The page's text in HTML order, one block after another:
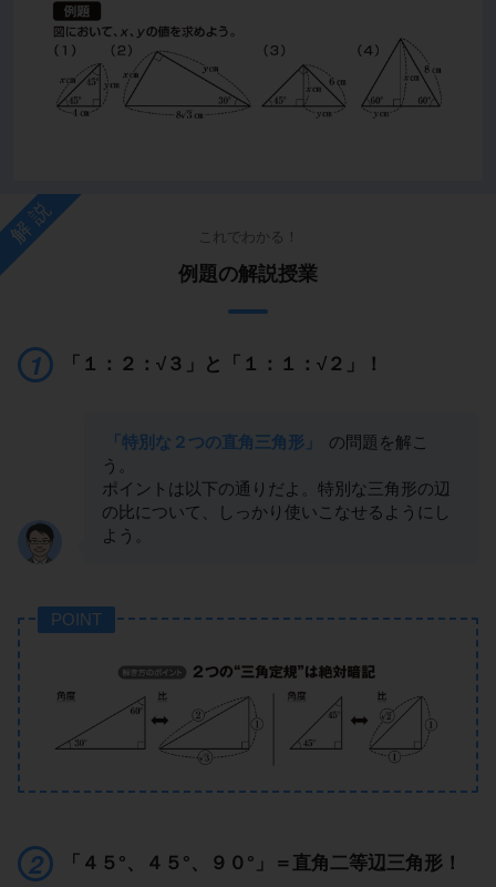
解説 これでわかる！
例題の解説授業
「１：２：√３」と「１：１：√２」！
「特別な２つの直角三角形」
の問題を解こ
う。
ポイントは以下の通りだよ。特別な三角形の辺
の比について、しっかり使いこなせるようにし
よう。
POINT
「４５°、４５°、９０°」＝直角二等辺三角形！